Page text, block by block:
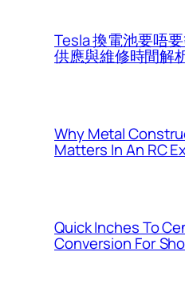
Tesla 換電池要唔
供應與維修時間解
Why Metal
Matters In An RC
Quick Inches To
Conversion For